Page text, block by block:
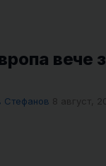
Стефанов 8 август,